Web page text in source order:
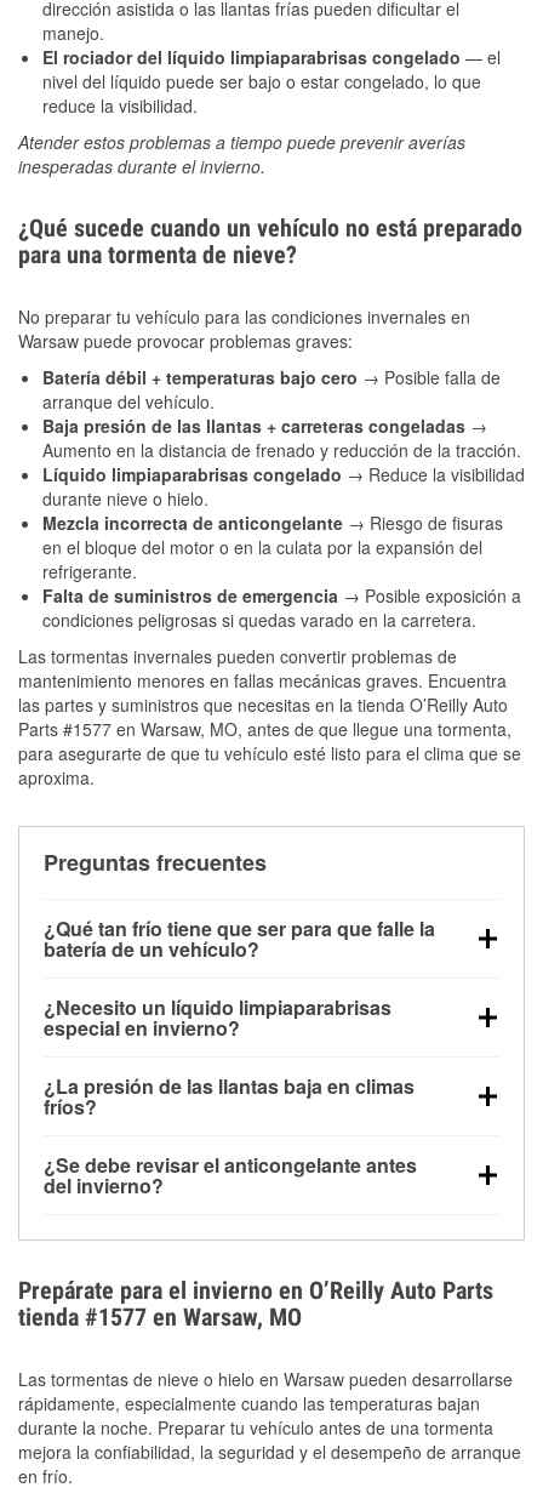
dirección asistida o las llantas frías pueden dificultar el
manejo.
El rociador del líquido limpiaparabrisas congelado — el
nivel del líquido puede ser bajo o estar congelado, lo que
reduce la visibilidad.
Atender estos problemas a tiempo puede prevenir averías
inesperadas durante el invierno.
¿Qué sucede cuando un vehículo no está preparado
para una tormenta de nieve?
No preparar tu vehículo para las condiciones invernales en
Warsaw puede provocar problemas graves:
Batería débil + temperaturas bajo cero → Posible falla de
arranque del vehículo.
Baja presión de las llantas + carreteras congeladas →
Aumento en la distancia de frenado y reducción de la tracción.
Líquido limpiaparabrisas congelado → Reduce la visibilidad
durante nieve o hielo.
Mezcla incorrecta de anticongelante → Riesgo de fisuras
en el bloque del motor o en la culata por la expansión del
refrigerante.
Falta de suministros de emergencia → Posible exposición a
condiciones peligrosas si quedas varado en la carretera.
Las tormentas invernales pueden convertir problemas de
mantenimiento menores en fallas mecánicas graves. Encuentra
las partes y suministros que necesitas en la tienda O’Reilly Auto
Parts #1577 en Warsaw, MO, antes de que llegue una tormenta,
para asegurarte de que tu vehículo esté listo para el clima que se
aproxima.
Preguntas frecuentes
¿Qué tan frío tiene que ser para que falle la
batería de un vehículo?
debajo de los 32 °F y puede perder hasta la mitad de
su potencia de arranque cerca de los 0 °F, lo que
arranque.
¿Necesito un líquido limpiaparabrisas
especial en invierno?
la congelación y ayuda a disolver la sal y la nieve
derretida en la carretera para mejorar la visibilidad.
¿La presión de las llantas baja en climas
fríos?
alrededor de 1 PSI por cada 10 °F que baja la
temperatura. Puedes obtener más información sobre
¿Se debe revisar el anticongelante antes
del invierno?
el sobrecalentamiento en condiciones de frío
extremo. Aprende cómo comprobar la protección
anticongelante en nuestra sección How-To.
Prepárate para el invierno en O’Reilly Auto Parts
tienda #1577 en Warsaw, MO
Las tormentas de nieve o hielo en Warsaw pueden desarrollarse
rápidamente, especialmente cuando las temperaturas bajan
durante la noche. Preparar tu vehículo antes de una tormenta
mejora la confiabilidad, la seguridad y el desempeño de arranque
en frío.